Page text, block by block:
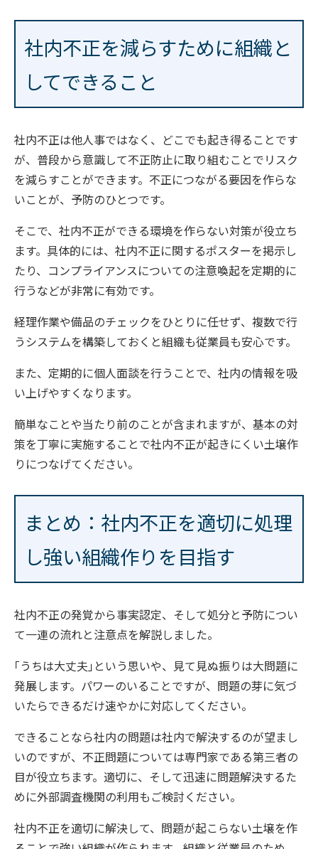
社内不正を減らすために組織と
してできること
社内不正は他人事ではなく、どこでも起き得ることです
が、普段から意識して不正防止に取り組むことでリスク
を減らすことができます。不正につながる要因を作らな
いことが、予防のひとつです。
そこで、社内不正ができる環境を作らない対策が役立ち
ます。具体的には、社内不正に関するポスターを掲示し
たり、コンプライアンスについての注意喚起を定期的に
行うなどが非常に有効です。
経理作業や備品のチェックをひとりに任せず、複数で行
うシステムを構築しておくと組織も従業員も安心です。
また、定期的に個人面談を行うことで、社内の情報を吸
い上げやすくなります。
簡単なことや当たり前のことが含まれますが、基本の対
策を丁寧に実施することで社内不正が起きにくい土壌作
りにつなげてください。
まとめ：社内不正を適切に処理
し強い組織作りを目指す
社内不正の発覚から事実認定、そして処分と予防につい
て一連の流れと注意点を解説しました。
｢うちは大丈夫｣という思いや、見て見ぬ振りは大問題に
発展します。パワーのいることですが、問題の芽に気づ
いたらできるだけ速やかに対応してください。
できることなら社内の問題は社内で解決するのが望まし
いのですが、不正問題については専門家である第三者の
目が役立ちます。適切に、そして迅速に問題解決するた
めに外部調査機関の利用もご検討ください。
社内不正を適切に解決して、問題が起こらない土壌を作